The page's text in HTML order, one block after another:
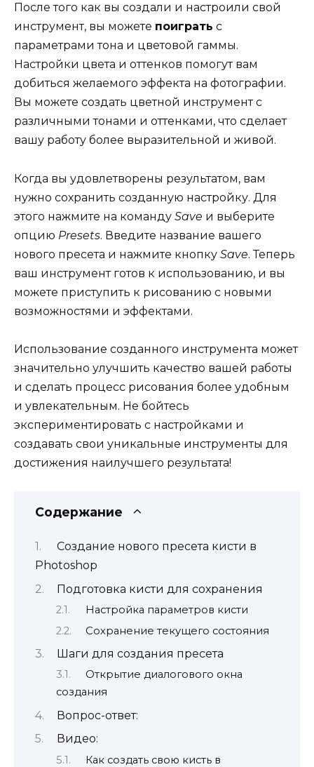
После того как вы создали и настроили свой
инструмент, вы можете поиграть с
параметрами тона и цветовой гаммы.
Настройки цвета и оттенков помогут вам
добиться желаемого эффекта на фотографии.
Вы можете создать цветной инструмент с
различными тонами и оттенками, что сделает
вашу работу более выразительной и живой.
Когда вы удовлетворены результатом, вам
нужно сохранить созданную настройку. Для
этого нажмите на команду Save и выберите
опцию Presets. Введите название вашего
нового пресета и нажмите кнопку Save. Теперь
ваш инструмент готов к использованию, и вы
можете приступить к рисованию с новыми
возможностями и эффектами.
Использование созданного инструмента может
значительно улучшить качество вашей работы
и сделать процесс рисования более удобным
и увлекательным. Не бойтесь
экспериментировать с настройками и
создавать свои уникальные инструменты для
достижения наилучшего результата!
Содержание
Создание нового пресета кисти в
Photoshop
Подготовка кисти для сохранения
Настройка параметров кисти
Сохранение текущего состояния
Шаги для создания пресета
Открытие диалогового окна
создания
Вопрос-ответ:
Видео:
Как создать свою кисть в